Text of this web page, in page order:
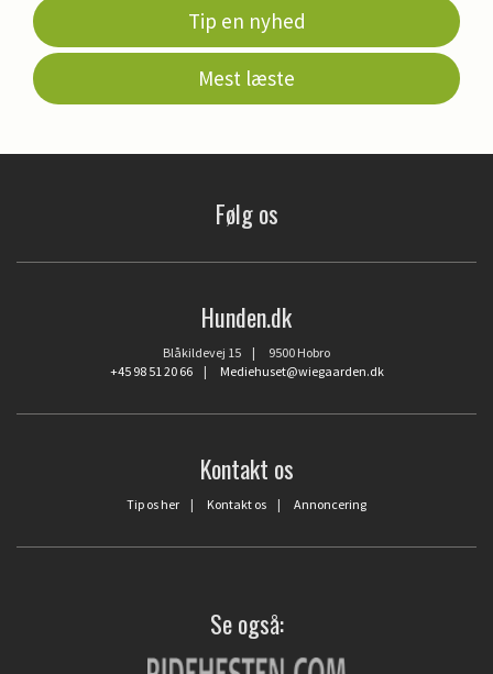
Tip en nyhed
Mest læste
Følg os
Hunden.dk
Blåkildevej 15 | 9500 Hobro
+45 98 51 20 66| Mediehuset@wiegaarden.dk
Kontakt os
Tip os her | Kontakt os | Annoncering
Se også: